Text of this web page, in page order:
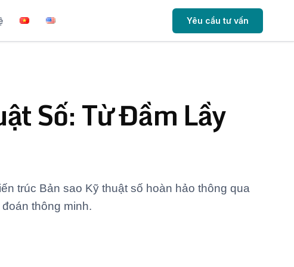
Yêu cầu tư vấn
Số: Từ Đầm Lầy
trúc Bản sao Kỹ thuật số hoàn hảo thông qua
thông minh.